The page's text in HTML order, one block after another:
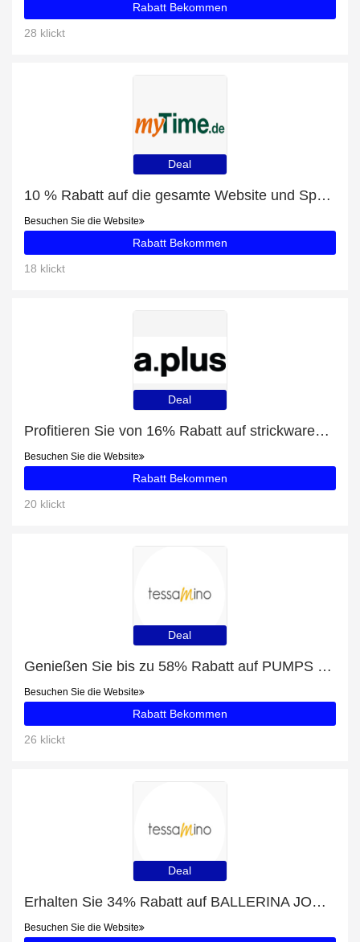
Rabatt Bekommen
28 klickt
Deal
10 % Rabatt auf die gesamte Website und Spumante mit 13% Rabatt
Besuchen Sie die Website
Rabatt Bekommen
18 klickt
Deal
Profitieren Sie von 16% Rabatt auf strickwaren plus 16% Rabatt
Besuchen Sie die Website
Rabatt Bekommen
20 klickt
Deal
Genießen Sie bis zu 58% Rabatt auf PUMPS DELA
Besuchen Sie die Website
Rabatt Bekommen
26 klickt
Deal
Erhalten Sie 34% Rabatt auf BALLERINA JOHANNA
Besuchen Sie die Website